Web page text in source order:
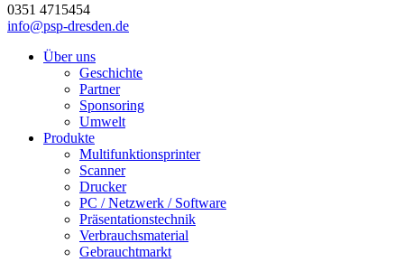
0351 4715454
info@psp-dresden.de
Über uns
Geschichte
Partner
Sponsoring
Umwelt
Produkte
Multifunktionsprinter
Scanner
Drucker
PC / Netzwerk / Software
Präsentationstechnik
Verbrauchsmaterial
Gebrauchtmarkt